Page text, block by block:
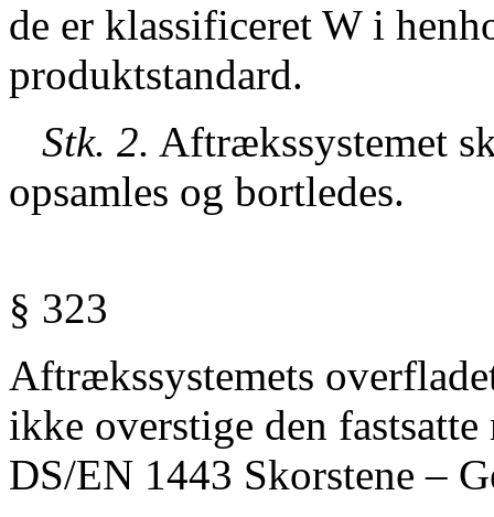
de er klassificeret W i
produktstandard.
Stk. 2. Aftrækssystemet
opsamles og bortledes.
§ 323
Aftrækssystemets
ikke overstige den
DS/EN 1443 Skorstene –